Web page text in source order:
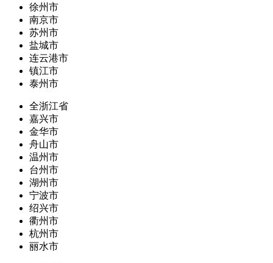
徐州市
南京市
苏州市
盐城市
连云港市
镇江市
泰州市
全浙江省
嘉兴市
金华市
舟山市
温州市
台州市
湖州市
宁波市
绍兴市
衢州市
杭州市
丽水市